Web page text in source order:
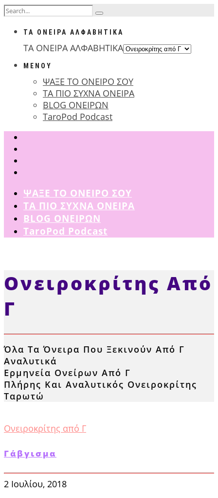
ΤΑ ΟΝΕΙΡΑ ΑΛΦΑΒΗΤΙΚΑ
ΤΑ ΟΝΕΙΡΑ ΑΛΦΑΒΗΤΙΚΑ
ΜΕΝΟΥ
ΨΑΞΕ ΤΟ ΟΝΕΙΡΟ ΣΟΥ
ΤΑ ΠΙΟ ΣΥΧΝΑ ΟΝΕΙΡΑ
BLOG ΟΝΕΙΡΩΝ
TaroPod Podcast
ΨΑΞΕ ΤΟ ΟΝΕΙΡΟ ΣΟΥ
ΤΑ ΠΙΟ ΣΥΧΝΑ ΟΝΕΙΡΑ
BLOG ΟΝΕΙΡΩΝ
TaroPod Podcast
Ονειροκρίτης Από
Γ
Όλα Τα Όνειρα Που Ξεκινούν Από Γ
Αναλυτικά
Ερμηνεία Ονείρων Από Γ
Πλήρης Και Αναλυτικός Ονειροκρίτης
Ταρωτώ
Ονειροκρίτης από Γ
Γάβγισμα
2 Ιουλίου, 2018